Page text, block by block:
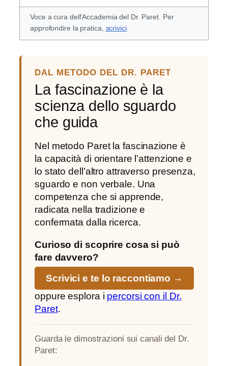
Voce a cura dell’Accademia del Dr. Paret. Per
approfondire la pratica, scrivici.
DAL METODO DEL DR. PARET
La fascinazione è la
scienza dello sguardo
che guida
Nel metodo Paret la fascinazione è
la capacità di orientare l’attenzione e
lo stato dell’altro attraverso presenza,
sguardo e non verbale. Una
competenza che si apprende,
radicata nella tradizione e
confermata dalla ricerca.
Curioso di scoprire cosa si può
fare davvero?
Scrivici e te lo raccontiamo →
oppure esplora i percorsi con il Dr.
Paret.
Guarda le dimostrazioni sui canali del Dr.
Paret: